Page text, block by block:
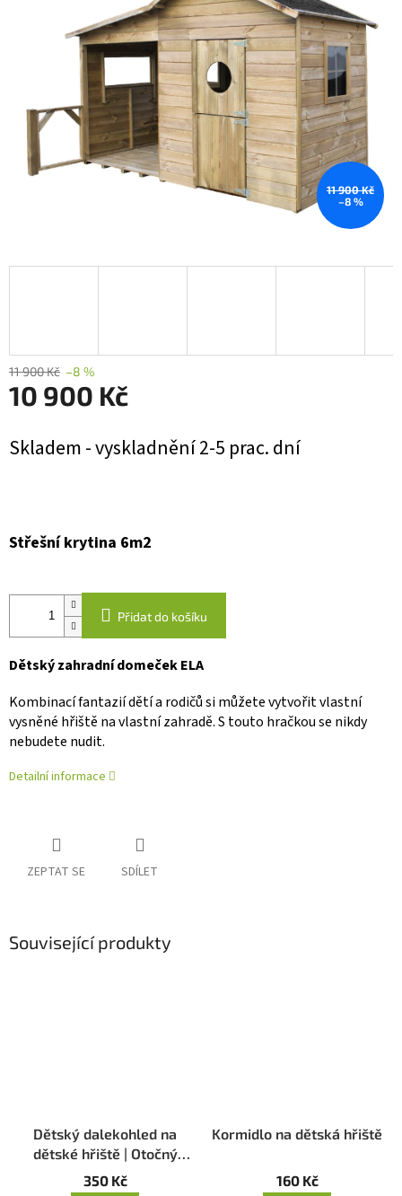
11 900 Kč
–8 %
11 900 Kč –8 %
10 900 Kč
cena:
Skladem - vyskladnění 2-5 prac. dní
Střešní krytina 6m2
Přidat do košíku
Dětský zahradní domeček ELA
Kombinací fantazií dětí a rodičů si můžete vytvořit vlastní
vysněné hřiště na vlastní zahradě. S touto hračkou se nikdy
nebudete nudit.
Detailní informace
ZEPTAT SE SDÍLET
Související produkty
Dětský dalekohled na
dětské hřiště | Otočný
dalekohled EN71
350 Kč
Kormidlo na dětská hřiště
160 Kč